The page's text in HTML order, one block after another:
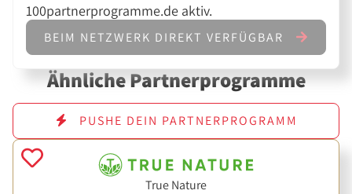
100partnerprogramme.de aktiv.
BEIM NETZWERK DIREKT VERFÜGBAR
Ähnliche Partnerprogramme
PUSHE DEIN PARTNERPROGRAMM
True Nature